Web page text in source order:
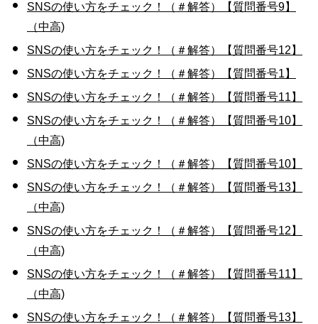
SNSの使い方をチェック！（＃解答）【質問番号9】
（中高)
SNSの使い方をチェック！（＃解答）【質問番号12】
SNSの使い方をチェック！（＃解答）【質問番号1】
SNSの使い方をチェック！（＃解答）【質問番号11】
SNSの使い方をチェック！（＃解答）【質問番号10】
（中高)
SNSの使い方をチェック！（＃解答）【質問番号10】
SNSの使い方をチェック！（＃解答）【質問番号13】
（中高)
SNSの使い方をチェック！（＃解答）【質問番号12】
（中高)
SNSの使い方をチェック！（＃解答）【質問番号11】
（中高)
SNSの使い方をチェック！（＃解答）【質問番号13】